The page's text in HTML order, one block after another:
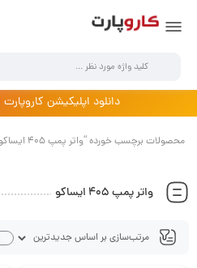
دانلود اپلیکیشن
محصولات برچسب خورده “واتر پمپ 405 ایساکو”
واتر پمپ 405 ایساکو